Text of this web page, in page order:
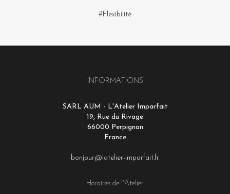
#Flexibilité
INFORMATIONS
SARL AUM - L'Atelier Imparfait
19, Rue du Rivage
66000 Perpignan
France
bonjour@latelier-imparfait.fr
Horaires de l'Atelier